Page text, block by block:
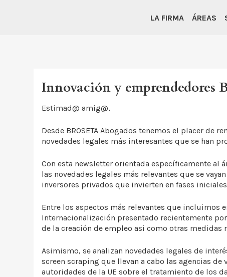
LA FIRMA ÁREAS
Innovación y emprendedores
Estimad@ amig@,
Desde BROSETA Abogados tenemos el placer
novedades legales más interesantes que se han
Con esta newsletter orientada específicamente al
las novedades legales más relevantes que se
inversores privados que invierten en fases
Entre los aspectos más relevantes que incluimos
Internacionalización presentado recientemente
de la creación de empleo asi como otras
Asimismo, se analizan novedades legales de
screen scraping que llevan a cabo las agencias
autoridades de la UE sobre el tratamiento de los